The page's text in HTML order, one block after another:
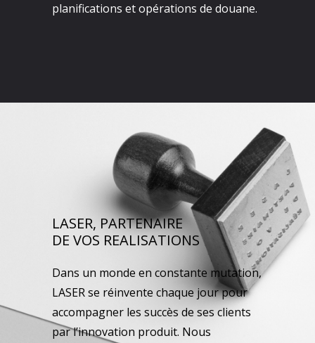
planifications et opérations de douane.
LASER, PARTENAIRE
DE VOS REALISATIONS
Dans un monde en constante mutation,
LASER se réinvente chaque jour pour
accompagner les succès de ses clients
par l’innovation produit. Nous